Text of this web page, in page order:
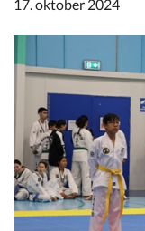
17. oktober 2024